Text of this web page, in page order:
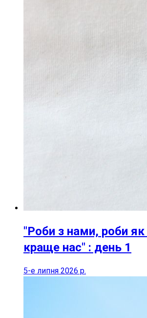
"Роби з нами, роби
краще нас" : день 1
5-е липня 2026 р.